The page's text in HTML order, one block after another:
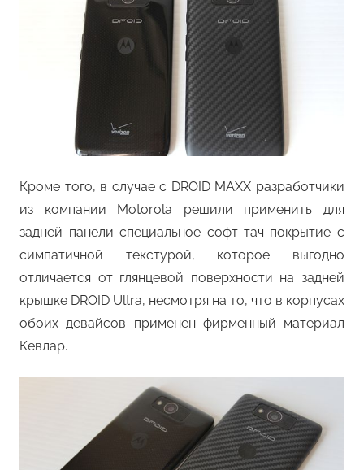
Кроме того, в случае с DROID MAXX разработчики
из компании Motorola решили применить для
задней панели специальное софт-тач покрытие с
симпатичной текстурой, которое выгодно
отличается от глянцевой поверхности на задней
крышке DROID Ultra, несмотря на то, что в корпусах
обоих девайсов применен фирменный материал
Кевлар.